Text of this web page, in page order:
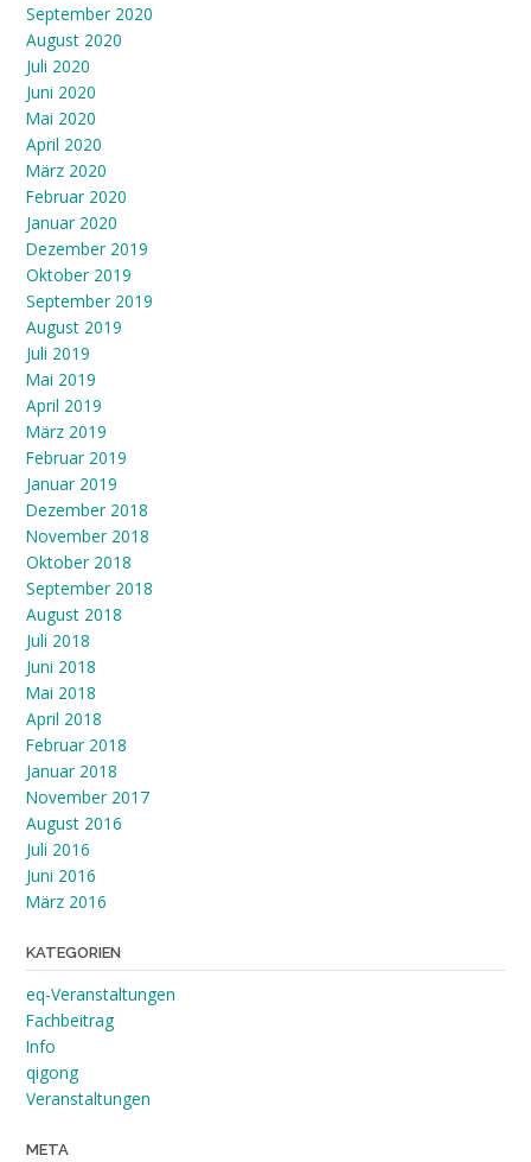
September 2020
August 2020
Juli 2020
Juni 2020
Mai 2020
April 2020
März 2020
Februar 2020
Januar 2020
Dezember 2019
Oktober 2019
September 2019
August 2019
Juli 2019
Mai 2019
April 2019
März 2019
Februar 2019
Januar 2019
Dezember 2018
November 2018
Oktober 2018
September 2018
August 2018
Juli 2018
Juni 2018
Mai 2018
April 2018
Februar 2018
Januar 2018
November 2017
August 2016
Juli 2016
Juni 2016
März 2016
KATEGORIEN
eq-Veranstaltungen
Fachbeitrag
Info
qigong
Veranstaltungen
META